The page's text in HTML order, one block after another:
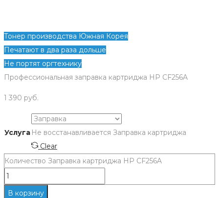
Тонер производства Южная Корея
Печатают в два раза дольше
Не портят оргтехнику
Профессиональная заправка картриджа HP CF256A
1 390 руб.
Услуга Не восстанавливается Заправка картриджа
Clear
Количество Заправка картриджа HP CF256A
В корзину